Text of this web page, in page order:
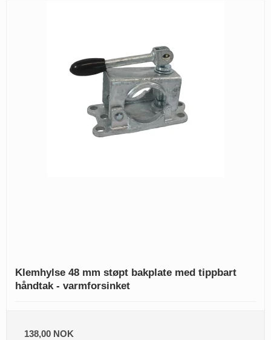
Klemhylse 48 mm støpt bakplate med tippbart
håndtak - varmforsinket
138,00 NOK